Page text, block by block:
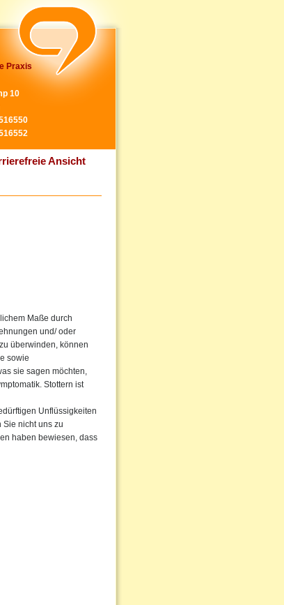
Praxis
10
Ansicht
Maße durch
und/ oder
überwinden, können
sowie
sie sagen möchten,
Stottern ist
Unflüssigkeiten
Sie nicht uns zu
haben bewiesen, dass